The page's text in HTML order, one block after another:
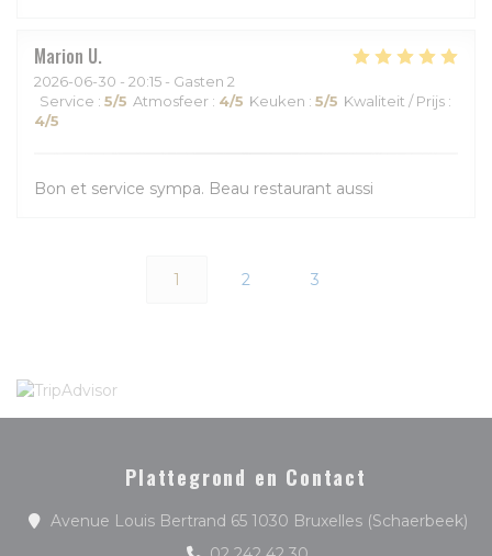
Marion U
2026-06-30 - 20:15 - Gasten 2
Service : 5/5 Atmosfeer : 4/5 Keuken : 5/5 Kwaliteit / Prijs :
4/5
Bon et service sympa. Beau restaurant aussi
1 2 3
Plattegrond en Contact
Avenue Louis Bertrand 65 1030 Bruxelles (Schaerbeek)